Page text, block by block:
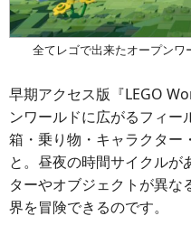
全てレゴで出来たオープンワ
早期アクセス版『LEGO
ンワールドに広がるフィー
箱・乗り物・キャラクター
と。昼夜の時間サイクルが
ターやオブジェクトが異
界を冒険できるのです。